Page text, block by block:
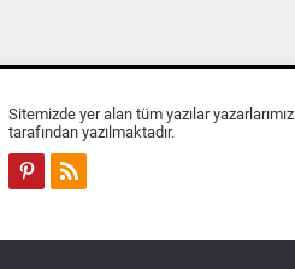
Sitemizde yer alan tüm yazılar yazarlarımız
tarafından yazılmaktadır.